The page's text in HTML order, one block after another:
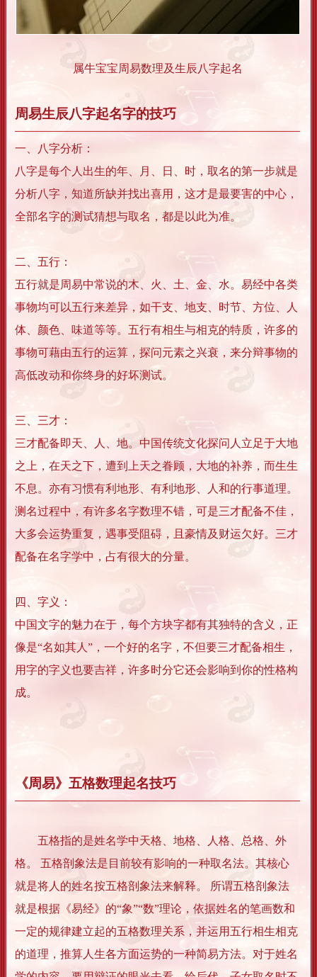
属牛宝宝周易数理及生辰八字起名
周易生辰八字起名字的技巧
一、八字分析：
八字是每个人出生的年、月、日、时，取名的第一步就是
分析八字，知道所缺并找出喜用，这才是最要害的中心，
全部名字的测试猜想与取名，都是以此为准。
二、五行：
五行就是周易中常说的木、火、土、金、水。易经中各类
事物均可以五行来差异，如干支、地支、时节、方位、人
体、颜色、味道等等。五行有相生与相克的特质，许多的
事物可藉由五行的运算，探问元素之兴衰，来分辩事物的
高低改动和你终身的好坏测试。
三、三才：
三才配备即天、人、地。中国传统文化探问人立足于大地
之上，在天之下，遭到上天之眷顾，大地的补养，而生生
不息。亦有习惯有利地形、有利地形、人和的行事道理。
测名过程中，有许多名字数理不错，可是三才配备不佳，
大多会运势重复，遇事受阻碍，且豪情及财运欠好。三才
配备在名字学中，占有很大的分量。
四、字义：
中国文字的魅力在于，每个方块字都有其独特的含义，正
像是“名如其人”，一个好的名字，不但要三才配备相生，
用字的字义也要吉祥，许多时分它还会影响到你的性格构
成。
《周易》五格数理起名技巧
五格指的是姓名学中天格、地格、人格、总格、外
格。 五格剖象法是目前较有影响的一种取名法。其核心
就是将人的姓名按五格剖象法来解释。 所谓五格剖象法
就是根据《易经》的“象”“数”理论，依据姓名的笔画数和
一定的规律建立起的五格数理关系，并运用五行相生相克
的道理，推算人生各方面运势的一种简易方法。对于姓名